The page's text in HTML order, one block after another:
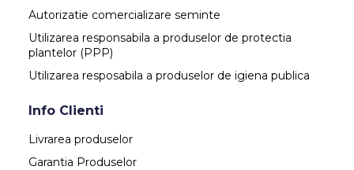
Autorizatie comercializare seminte
Utilizarea responsabila a produselor de protectia
plantelor (PPP)
Utilizarea resposabila a produselor de igiena publica
Info Clienti
Livrarea produselor
Garantia Produselor